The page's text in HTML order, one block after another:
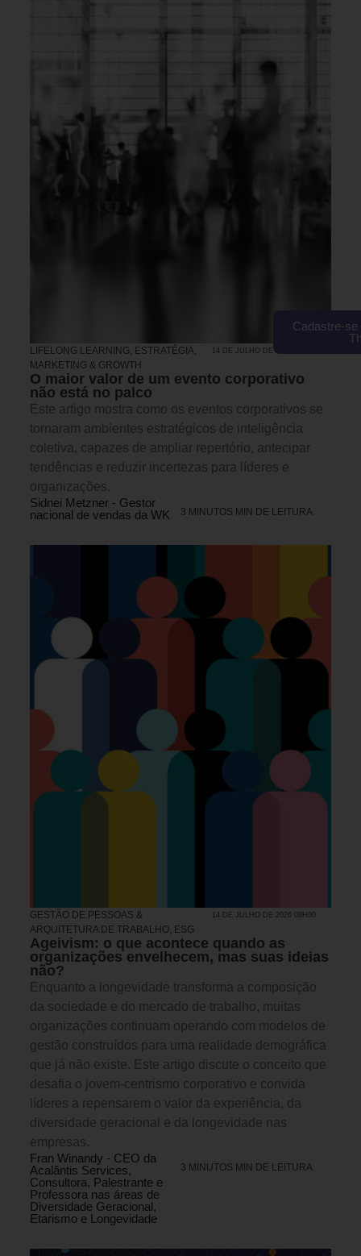
LIFELONG LEARNING, ESTRATÉGIA,
MARKETING & GROWTH
14 DE JULHO DE 2026 14H00
O maior valor de um evento corporativo
não está no palco
Este artigo mostra como os eventos corporativos se
tornaram ambientes estratégicos de inteligência
coletiva, capazes de ampliar repertório, antecipar
tendências e reduzir incertezas para líderes e
organizações.
Sidnei Metzner - Gestor
nacional de vendas da WK
3 MINUTOS MIN DE LEITURA
GESTÃO DE PESSOAS &
ARQUITETURA DE TRABALHO, ESG
14 DE JULHO DE 2026 08H00
Ageivism: o que acontece quando as
organizações envelhecem, mas suas ideias
não?
Enquanto a longevidade transforma a composição
da sociedade e do mercado de trabalho, muitas
organizações continuam operando com modelos de
gestão construídos para uma realidade demográfica
que já não existe. Este artigo discute o conceito que
desafia o jovem-centrismo corporativo e convida
líderes a repensarem o valor da experiência, da
diversidade geracional e da longevidade nas
empresas.
Fran Winandy - CEO da
Acalântis Services,
Consultora, Palestrante e
Professora nas áreas de
Diversidade Geracional,
Etarismo e Longevidade
3 MINUTOS MIN DE LEITURA
Cadastre-